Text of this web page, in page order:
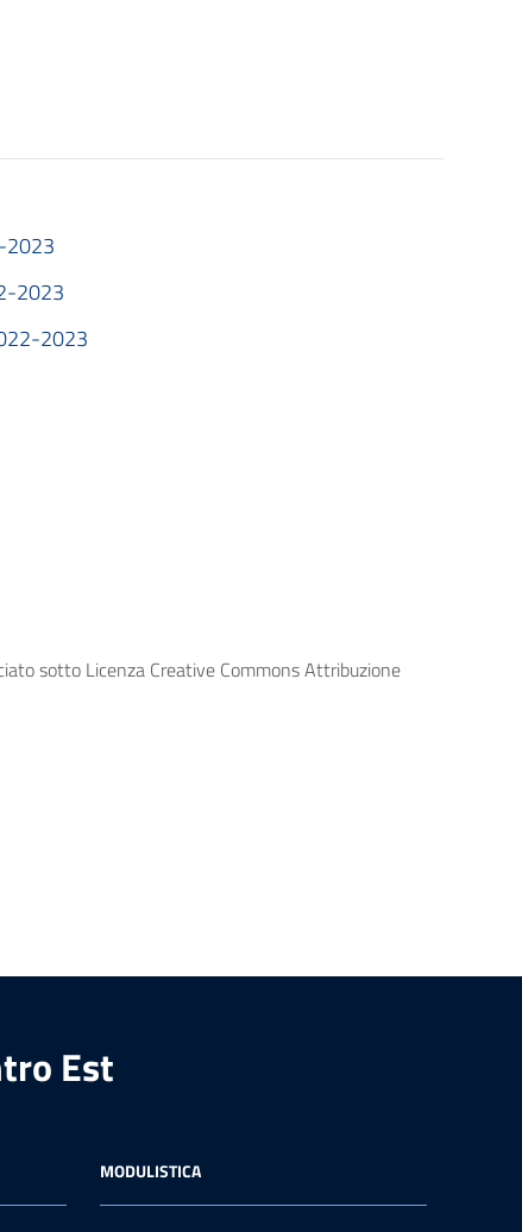
2023
2023
2023
sotto Licenza Creative Commons Attribuzione
Est
MODULISTICA